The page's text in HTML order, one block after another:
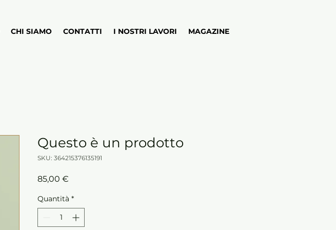
CHI SIAMO CONTATTI I NOSTRI LAVORI MAGAZINE
Questo è un prodotto
SKU: 364215376135191
85,00 €
Quantità *